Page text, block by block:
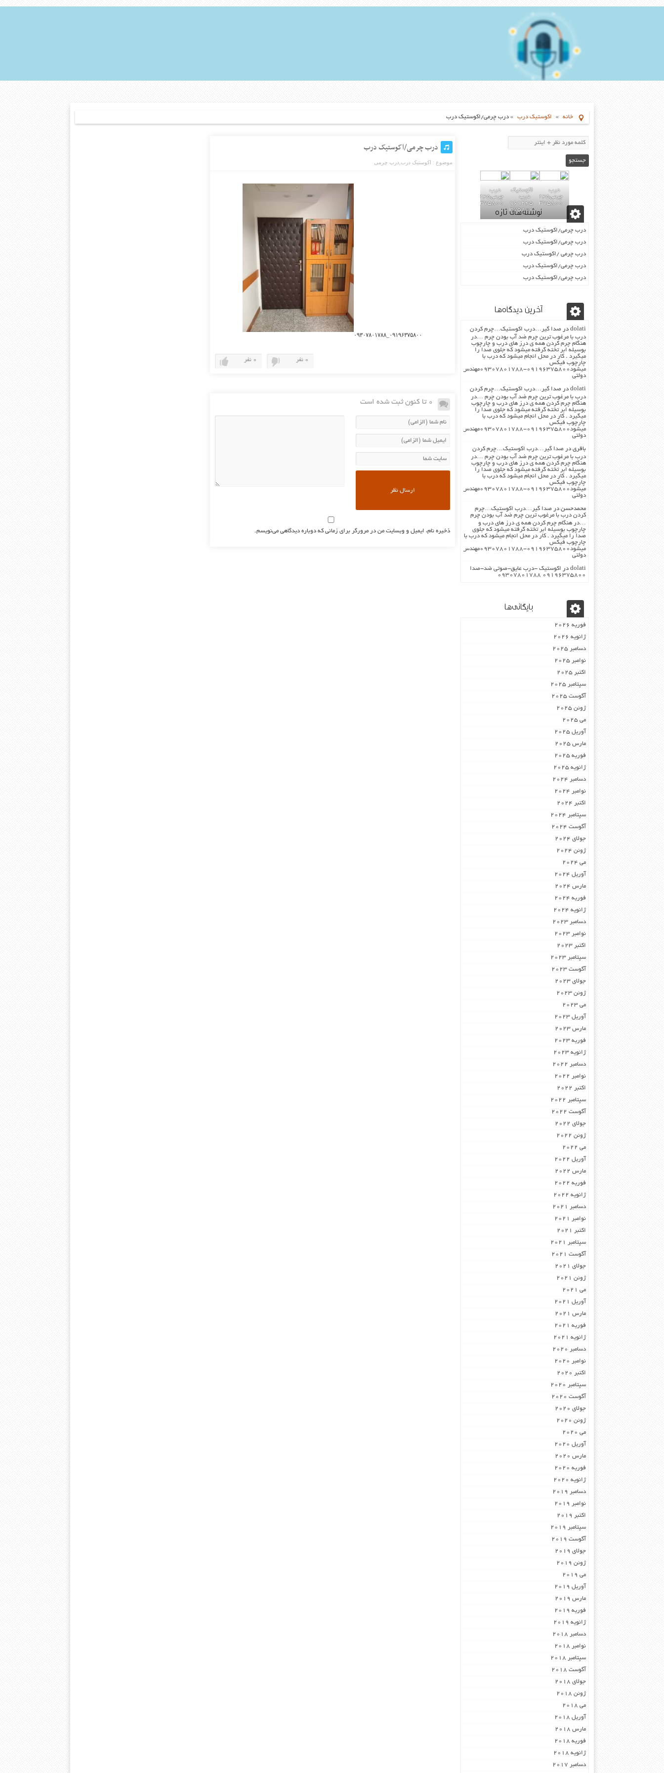
خانه » اکوستیک درب » درب چرمی/اکوستیک درب
درب چرمی/اکوستیک درب
موضوع : اکوستیک درب درب چرمی
۰۹۱۹۶۳۷۵۸۰۰_۰۹۳۰۷۸۰۱۷۸۸
0 نفر 0 نفر
0 تا کنون ثبت شده است
ذخیره نام، ایمیل و وبسایت من در مرورگر برای زمانی که دوباره دیدگاهی می‌نویسم.
درب
چرمی02155969245-
09196375800
اکوستیک
درب
02155969245-
09196375800
درب
09196375800
نوشته‌های تازه
درب چرمی/اکوستیک درب
درب چرمی/اکوستیک درب
درب چرمی /اکوستیک درب
درب چرمی/اکوستیک درب
درب چرمی/اکوستیک درب
آخرین دیدگاه‌ها
dolati در صدا گیر…درب اکوستیک…چرم کردن
درب با مرغوب ترین چرم ضد آب بودن چرم …در
هنگام چرم کردن همه ی درز های درب و چارچوب
بوسیله ابر تخته گرفته میشود که جلوی صدا را
میگیرد . کار در محل انجام میشود که درب با
چارچوب فیکس
میشود۰۹۱۹۶۳۷۵۸۰۰-۰۹۳۰۷۸۰۱۷۸۸مهندس
دولتی
dolati در صدا گیر…درب اکوستیک…چرم کردن
درب با مرغوب ترین چرم ضد آب بودن چرم …در
هنگام چرم کردن همه ی درز های درب و چارچوب
بوسیله ابر تخته گرفته میشود که جلوی صدا را
میگیرد . کار در محل انجام میشود که درب با
چارچوب فیکس
میشود۰۹۱۹۶۳۷۵۸۰۰-۰۹۳۰۷۸۰۱۷۸۸مهندس
دولتی
باقری در صدا گیر…درب اکوستیک…چرم کردن
درب با مرغوب ترین چرم ضد آب بودن چرم …در
هنگام چرم کردن همه ی درز های درب و چارچوب
بوسیله ابر تخته گرفته میشود که جلوی صدا را
میگیرد . کار در محل انجام میشود که درب با
چارچوب فیکس
میشود۰۹۱۹۶۳۷۵۸۰۰-۰۹۳۰۷۸۰۱۷۸۸مهندس
دولتی
محمدحسن در صدا گیر…درب اکوستیک…چرم
کردن درب با مرغوب ترین چرم ضد آب بودن چرم
…در هنگام چرم کردن همه ی درز های درب و
چارچوب بوسیله ابر تخته گرفته میشود که جلوی
صدا را میگیرد . کار در محل انجام میشود که درب با
چارچوب فیکس
میشود۰۹۱۹۶۳۷۵۸۰۰-۰۹۳۰۷۸۰۱۷۸۸مهندس
دولتی
dolati در اکوستیک -درب عایق-صوتی ضد-صدا
۰۹۱۹۶۳۷۵۸۰۰ ۰۹۳۰۷۸۰۱۷۸۸
بایگانی‌ها
فوریه 2026
ژانویه 2026
دسامبر 2025
نوامبر 2025
اکتبر 2025
سپتامبر 2025
آگوست 2025
ژوئن 2025
می 2025
آوریل 2025
مارس 2025
فوریه 2025
ژانویه 2025
دسامبر 2024
نوامبر 2024
اکتبر 2024
سپتامبر 2024
آگوست 2024
جولای 2024
ژوئن 2024
می 2024
آوریل 2024
مارس 2024
فوریه 2024
ژانویه 2024
دسامبر 2023
نوامبر 2023
اکتبر 2023
سپتامبر 2023
آگوست 2023
جولای 2023
ژوئن 2023
می 2023
آوریل 2023
مارس 2023
فوریه 2023
ژانویه 2023
دسامبر 2022
نوامبر 2022
اکتبر 2022
سپتامبر 2022
آگوست 2022
جولای 2022
ژوئن 2022
می 2022
آوریل 2022
مارس 2022
فوریه 2022
ژانویه 2022
دسامبر 2021
نوامبر 2021
اکتبر 2021
سپتامبر 2021
آگوست 2021
جولای 2021
ژوئن 2021
می 2021
آوریل 2021
مارس 2021
فوریه 2021
ژانویه 2021
دسامبر 2020
نوامبر 2020
اکتبر 2020
سپتامبر 2020
آگوست 2020
جولای 2020
ژوئن 2020
می 2020
آوریل 2020
مارس 2020
فوریه 2020
ژانویه 2020
دسامبر 2019
نوامبر 2019
اکتبر 2019
سپتامبر 2019
آگوست 2019
جولای 2019
ژوئن 2019
می 2019
آوریل 2019
مارس 2019
فوریه 2019
ژانویه 2019
دسامبر 2018
نوامبر 2018
سپتامبر 2018
آگوست 2018
جولای 2018
ژوئن 2018
می 2018
آوریل 2018
مارس 2018
فوریه 2018
ژانویه 2018
دسامبر 2017